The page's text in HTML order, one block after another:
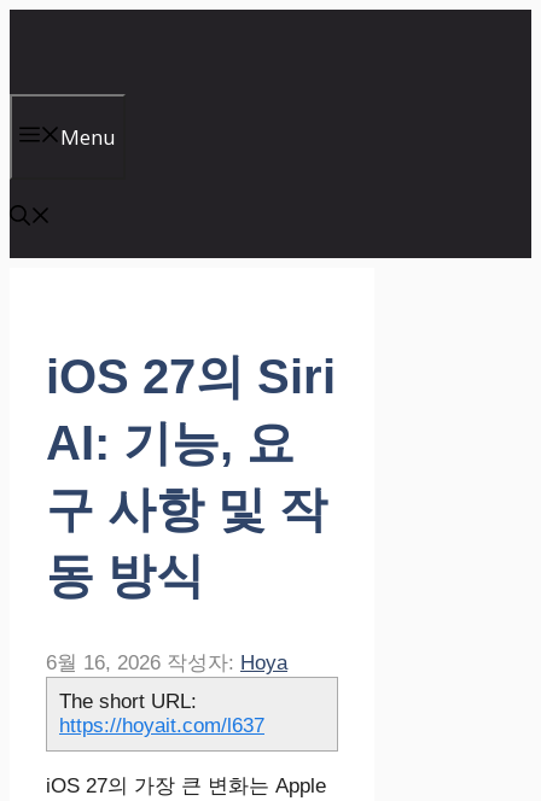
건
기
Menu
iOS 27의 Siri
AI: 기능, 요
구 사항 및 작
동 방식
6월 16, 2026 작성자: Hoya
The short URL:
https://hoyait.com/l637
iOS 27의 가장 큰 변화는 Apple